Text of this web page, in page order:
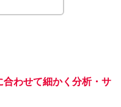
わせて細かく分析・サ